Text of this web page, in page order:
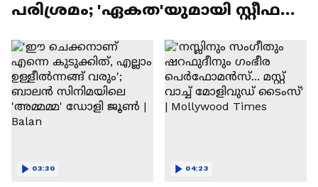
പരിശ്രമം; 'ഏകത'യുമായി സ്റ്റീഫൻ
03:30 04:23